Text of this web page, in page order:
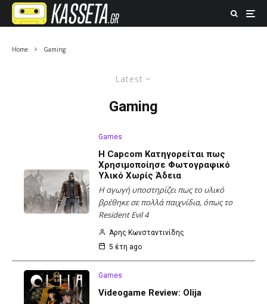
Home Gaming
Latest
Gaming
Games
Η Capcom Κατηγορείται πως
Χρησιμοποίησε Φωτογραφικό
Υλικό Χωρίς Άδεια
Η αγωγή υποστηρίζει πως το υλικό
βρέθηκε σε πολλά παιχνίδια, όπως το
Resident Evil 4
Άρης Κωνσταντινίδης
5 έτη ago
Games
Videogame Review: Olija